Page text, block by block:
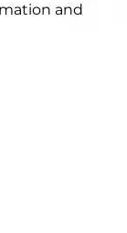
and